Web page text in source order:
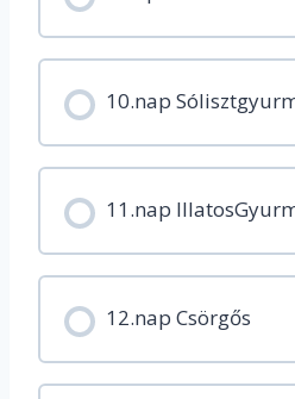
10.nap
11.nap
12.nap Csörgős